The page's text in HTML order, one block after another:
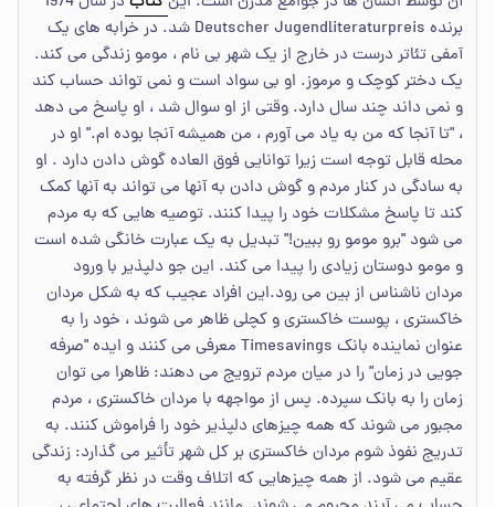
برنده Deutscher Jugendliteraturpreis شد. در خرابه های یک
آمفی تئاتر درست در خارج از یک شهر بی نام ، مومو زندگی می کند.
یک دختر کوچک و مرموز. او بی سواد است و نمی تواند حساب کند
و نمی داند چند سال دارد. وقتی از او سوال شد ، او پاسخ می دهد
، "تا آنجا که من به یاد می آورم ، من همیشه آنجا بوده ام." او در
محله قابل توجه است زیرا توانایی فوق العاده گوش دادن دارد . او
به سادگی در کنار مردم و گوش دادن به آنها می تواند به آنها کمک
کند تا پاسخ مشکلات خود را پیدا کنند. توصیه هایی که به مردم
می شود "برو مومو رو ببین!" تبدیل به یک عبارت خانگی شده است
و مومو دوستان زیادی را پیدا می کند. این جو دلپذیر با ورود
مردان ناشناس از بین می رود.این افراد عجیب که به شکل مردان
خاکستری ، پوست خاکستری و کچلی ظاهر می شوند ، خود را به
عنوان نماینده بانک Timesavings معرفی می کنند و ایده "صرفه
جویی در زمان" را در میان مردم ترویج می دهند: ظاهرا می توان
زمان را به بانک سپرده. پس از مواجهه با مردان خاکستری ، مردم
مجبور می شوند که همه چیزهای دلپذیر خود را فراموش کنند. به
تدریج نفوذ شوم مردان خاکستری بر کل شهر تأثیر می گذارد: زندگی
عقیم می شود. از همه چیزهایی که اتلاف وقت در نظر گرفته به